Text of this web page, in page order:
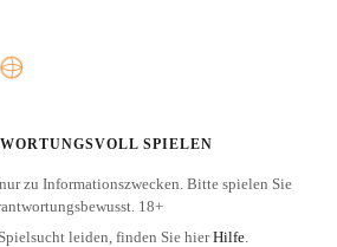
SPIELEN
zu Informationszwecken. Bitte spielen Sie
18+
leiden, finden Sie hierHilfe.